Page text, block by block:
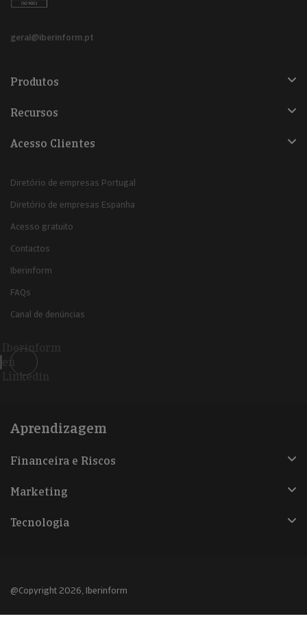
geral@iberinform.pt
Produtos
Recursos
Acesso Clientes
Diretório de empresas Portugal
Diretório de empresas Espanha
Acesso gratuito
Contactos
Iberinform
FAQs
Canal de denúncias
Iberinform
en
Linkedin
Aprendizagem
Financeira e Riscos
Marketing
Tecnologia
@Copyright 2026, Iberinform